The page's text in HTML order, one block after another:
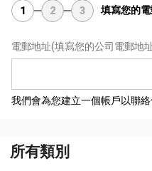
1 2 3 填寫您的
電郵地址(填寫您的公司電郵地
我們會為您建立一個帳戶以聯
所有類別